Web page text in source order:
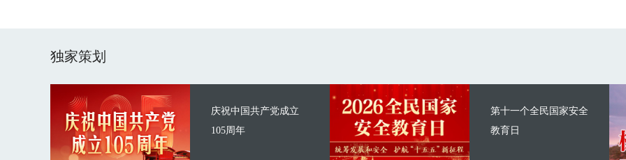
独家策划
庆祝中国共产党成立
105周年
第十一个全民国家安全
教育日